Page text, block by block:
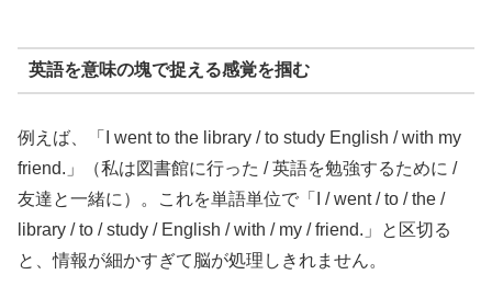
英語を意味の塊で捉える感覚を掴む
例えば、「I went to the library / to study English / with my
friend.」（私は図書館に行った / 英語を勉強するために /
友達と一緒に）。これを単語単位で「I / went / to / the /
library / to / study / English / with / my / friend.」と区切る
と、情報が細かすぎて脳が処理しきれません。